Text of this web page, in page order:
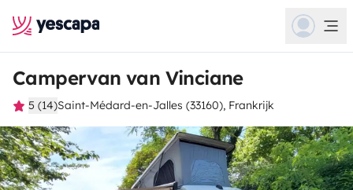
Campervan van Vinciane
5 (14)Saint-Médard-en-Jalles (33160), Frankrijk